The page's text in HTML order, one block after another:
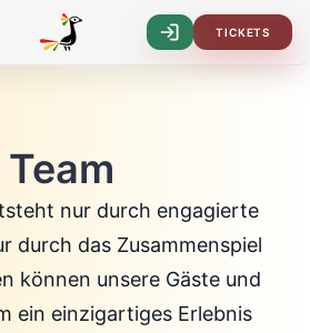
Log-
In
TICKETS
Team
nur durch engagierte
durch das Zusammenspiel
können unsere Gäste und
ein einzigartiges Erlebnis